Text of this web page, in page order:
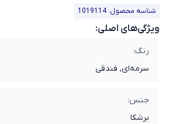
شناسه محصول: 1019114
ویژگی‌های اصلی:
رنگ:
سرمه‌ای, فندقی
جنس:
برشکا